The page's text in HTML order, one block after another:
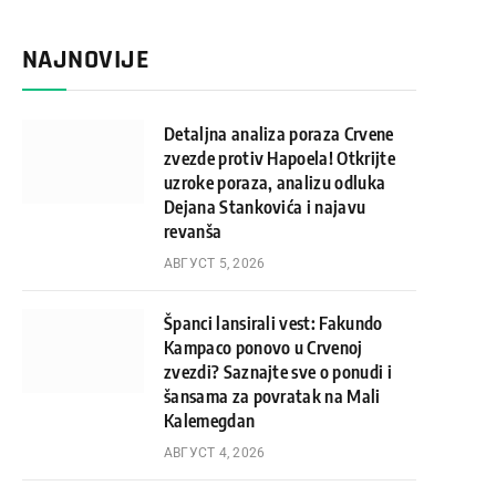
NAJNOVIJE
Detaljna analiza poraza Crvene
zvezde protiv Hapoela! Otkrijte
uzroke poraza, analizu odluka
Dejana Stankovića i najavu
revanša
АВГУСТ 5, 2026
Španci lansirali vest: Fakundo
Kampaco ponovo u Crvenoj
zvezdi? Saznajte sve o ponudi i
šansama za povratak na Mali
Kalemegdan
АВГУСТ 4, 2026